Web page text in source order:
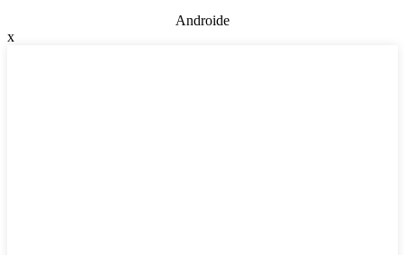
Androide
x